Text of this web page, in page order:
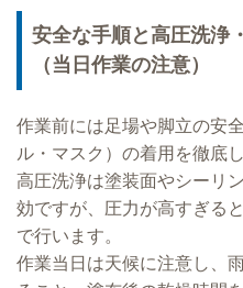
安全な手順と高圧洗浄
（当日作業の注意）
作業前には足場や脚立の安
ル・マスク）の着用を徹底し
高圧洗浄は塗装面やシーリ
効ですが、圧力が高すぎる
で行います。
作業当日は天候に注意し、